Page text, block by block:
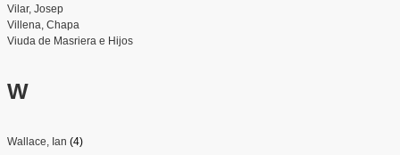
Vilar, Josep
Villena, Chapa
Viuda de Masriera e Hijos
W
Wallace, Ian (4)